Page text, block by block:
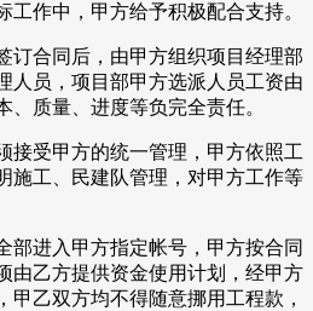
工作中，甲方给予积极配合支持。
订合同后，由甲方组织项目经理部
人员，项目部甲方选派人员工资由
、质量、进度等负完全责任。
接受甲方的统一管理，甲方依照工
施工、民建队管理，对甲方工作等
部进入甲方指定帐号，甲方按合同
由乙方提供资金使用计划，经甲方
甲乙双方均不得随意挪用工程款，